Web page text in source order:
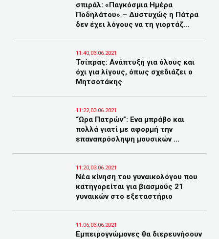
σπιράλ: «Παγκόσμια Ημέρα
Ποδηλάτου» – Δυστυχώς η Πάτρα
δεν έχει λόγους να τη γιορτάζ...
11:40,03.06.2021
Τσίπρας: Ανάπτυξη για όλους και
όχι για λίγους, όπως σχεδιάζει ο
Μητσοτάκης
11:22,03.06.2021
“Ωρα Πατρών”: Ενα μπράβο και
πολλά γιατί με αφορμή την
επαναπρόσληψη μουσικών ...
11:20,03.06.2021
Νέα κίνηση του γυναικολόγου που
κατηγορείται για βιασμούς 21
γυναικών στο εξεταστήριο
11:06,03.06.2021
Εμπειρογνώμονες θα διερευνήσουν